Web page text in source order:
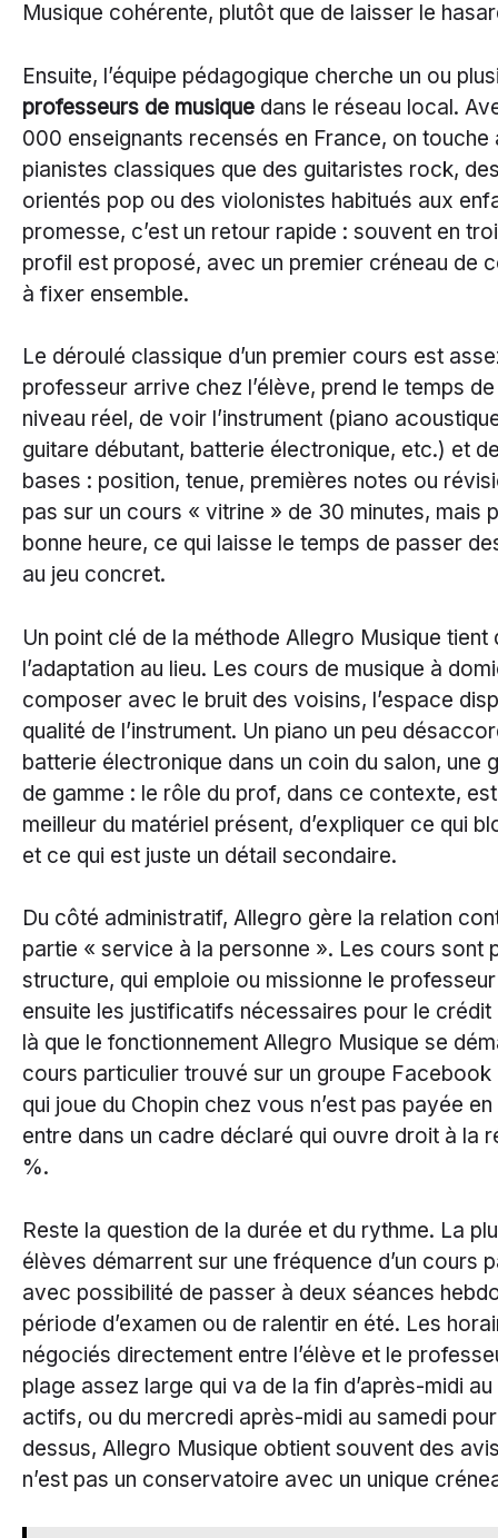
Musique cohérente, plutôt que de laisser le
Ensuite, l’équipe pédagogique cherche un ou
professeurs de musique dans le réseau local.
000 enseignants recensés en France, on touche
pianistes classiques que des guitaristes rock,
orientés pop ou des violonistes habitués aux
promesse, c’est un retour rapide : souvent en
profil est proposé, avec un premier créneau de
à fixer ensemble.
Le déroulé classique d’un premier cours est
professeur arrive chez l’élève, prend le temps
niveau réel, de voir l’instrument (piano
guitare débutant, batterie électronique, etc.) et
bases : position, tenue, premières notes ou
pas sur un cours « vitrine » de 30 minutes, mais
bonne heure, ce qui laisse le temps de passer
au jeu concret.
Un point clé de la méthode Allegro Musique tient
l’adaptation au lieu. Les cours de musique à
composer avec le bruit des voisins, l’espace
qualité de l’instrument. Un piano un peu
batterie électronique dans un coin du salon, une
de gamme : le rôle du prof, dans ce contexte,
meilleur du matériel présent, d’expliquer ce qui
et ce qui est juste un détail secondaire.
Du côté administratif, Allegro gère la relation
partie « service à la personne ». Les cours sont
structure, qui emploie ou missionne le
ensuite les justificatifs nécessaires pour le crédit
là que le fonctionnement Allegro Musique se
cours particulier trouvé sur un groupe Facebook
qui joue du Chopin chez vous n’est pas payée
entre dans un cadre déclaré qui ouvre droit à la
%.
Reste la question de la durée et du rythme. La
élèves démarrent sur une fréquence d’un cours
avec possibilité de passer à deux séances
période d’examen ou de ralentir en été. Les
négociés directement entre l’élève et le
plage assez large qui va de la fin d’après-midi
actifs, ou du mercredi après-midi au samedi
dessus, Allegro Musique obtient souvent des
n’est pas un conservatoire avec un unique